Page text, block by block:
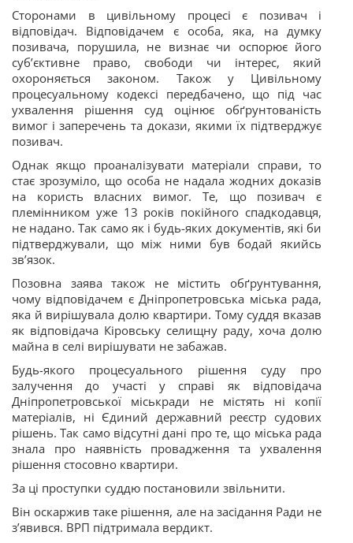
Сторонами в цивільному процесі є позивач і
відповідач. Відповідачем є особа, яка, на думку
позивача, порушила, не визнає чи оспорює його
суб’єктивне право, свободи чи інтерес, який
охороняється законом. Також у Цивільному
процесуальному кодексі передбачено, що під час
ухвалення рішення суд оцінює обґрунтованість
вимог і заперечень та докази, якими їх підтверджує
позивач.
Однак якщо проаналізувати матеріали справи, то
стає зрозуміло, що особа не надала жодних доказів
на користь власних вимог. Те, що позивач є
племінником уже 13 років покійного спадкодавця,
не надано. Так само як і будь-яких документів, які би
підтверджували, що між ними був бодай якийсь
зв’язок.
Позовна заява також не містить обґрунтування,
чому відповідачем є Дніпропетровська міська рада,
яка й вирішувала долю квартири. Тому суддя вказав
як відповідача Кіровську селищну раду, хоча долю
майна в селі вирішувати не забажав.
Будь-якого процесуального рішення суду про
залучення до участі у справі як відповідача
Дніпропетровської міськради не містять ні копії
матеріалів, ні Єдиний державний реєстр судових
рішень. Так само відсутні дані про те, що міська рада
знала про наявність провадження та ухвалення
рішення стосовно квартири.
За ці проступки суддю постановили звільнити.
Він оскаржив таке рішення, але на засідання Ради не
з’явився. ВРП підтримала вердикт.